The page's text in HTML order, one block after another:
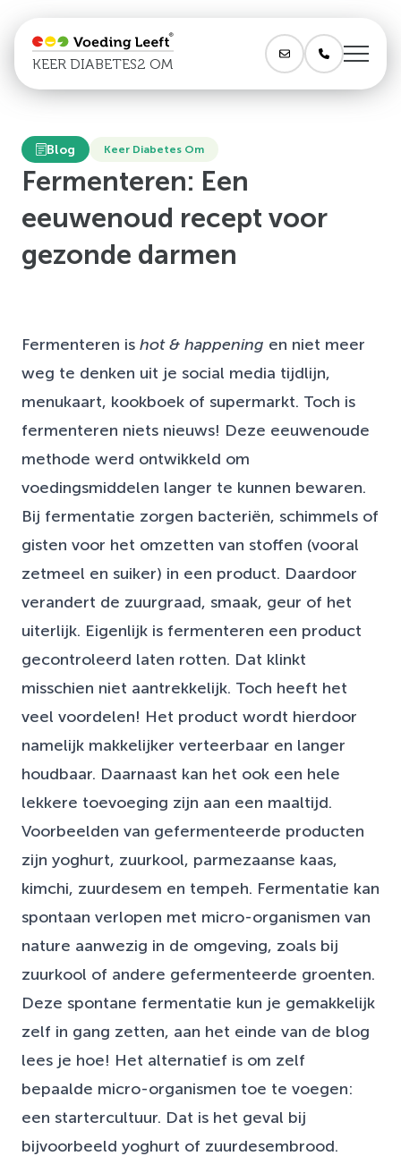
KEER DIABETES2 OM
Blog Keer Diabetes Om
Fermenteren: Een
eeuwenoud recept voor
gezonde darmen
Fermenteren is hot & happening en niet meer
weg te denken uit je social media tijdlijn,
menukaart, kookboek of supermarkt. Toch is
fermenteren niets nieuws! Deze eeuwenoude
methode werd ontwikkeld om
voedingsmiddelen langer te kunnen bewaren.
Bij fermentatie zorgen bacteriën, schimmels of
gisten voor het omzetten van stoffen (vooral
zetmeel en suiker) in een product. Daardoor
verandert de zuurgraad, smaak, geur of het
uiterlijk. Eigenlijk is fermenteren een product
gecontroleerd laten rotten. Dat klinkt
misschien niet aantrekkelijk. Toch heeft het
veel voordelen! Het product wordt hierdoor
namelijk makkelijker verteerbaar en langer
houdbaar. Daarnaast kan het ook een hele
lekkere toevoeging zijn aan een maaltijd.
Voorbeelden van gefermenteerde producten
zijn yoghurt, zuurkool, parmezaanse kaas,
kimchi, zuurdesem en tempeh. Fermentatie kan
spontaan verlopen met micro-organismen van
nature aanwezig in de omgeving, zoals bij
zuurkool of andere gefermenteerde groenten.
Deze spontane fermentatie kun je gemakkelijk
zelf in gang zetten, aan het einde van de blog
lees je hoe! Het alternatief is om zelf
bepaalde micro-organismen toe te voegen:
een startercultuur. Dat is het geval bij
bijvoorbeeld yoghurt of zuurdesembrood.